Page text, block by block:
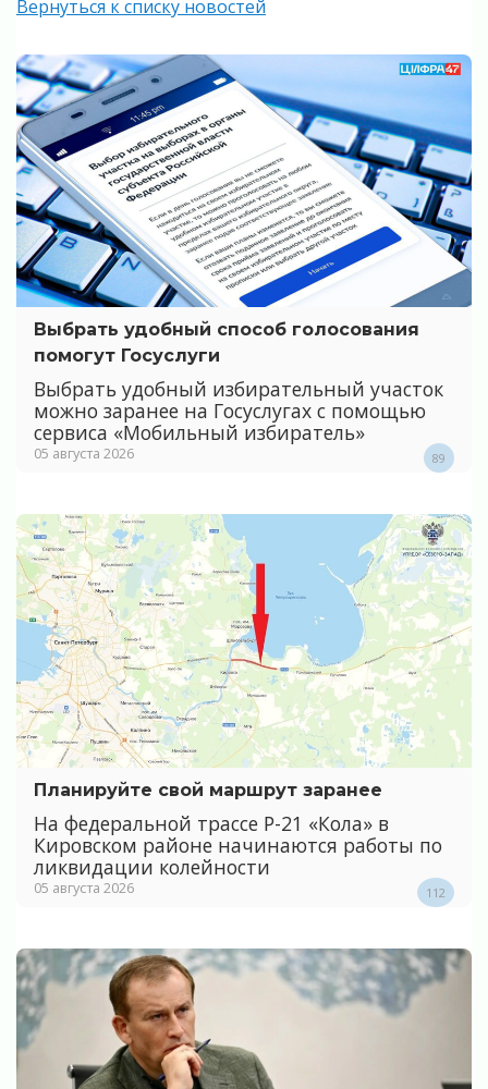
Вернуться к списку новостей
Выбрать удобный способ голосования
помогут Госуслуги
Выбрать удобный избирательный участок
можно заранее на Госуслугах с помощью
сервиса «Мобильный избиратель»
05 августа 2026 89
Планируйте свой маршрут заранее
На федеральной трассе Р-21 «Кола» в
Кировском районе начинаются работы по
ликвидации колейности
05 августа 2026 112